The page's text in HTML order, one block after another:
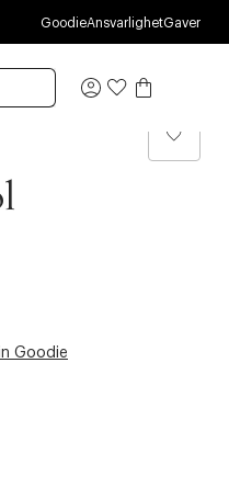
GoodieAnsvarlighetGaver
Logg
Goodie